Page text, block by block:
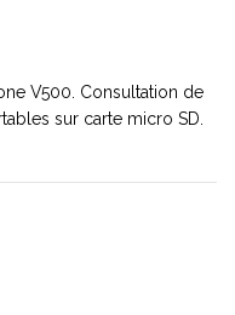
V500. Consultation de
sur carte micro SD.